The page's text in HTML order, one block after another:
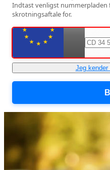
Indtast venligst nummerpladen
skrotningsaftale for.
Jeg kender